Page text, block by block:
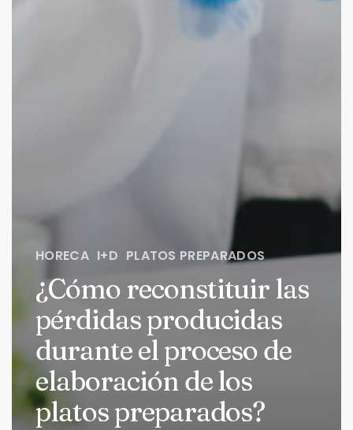
HORECA I+D PLATOS PREPARADOS
¿Cómo reconstituir las
pérdidas producidas
durante el proceso de
elaboración de los
platos preparados?